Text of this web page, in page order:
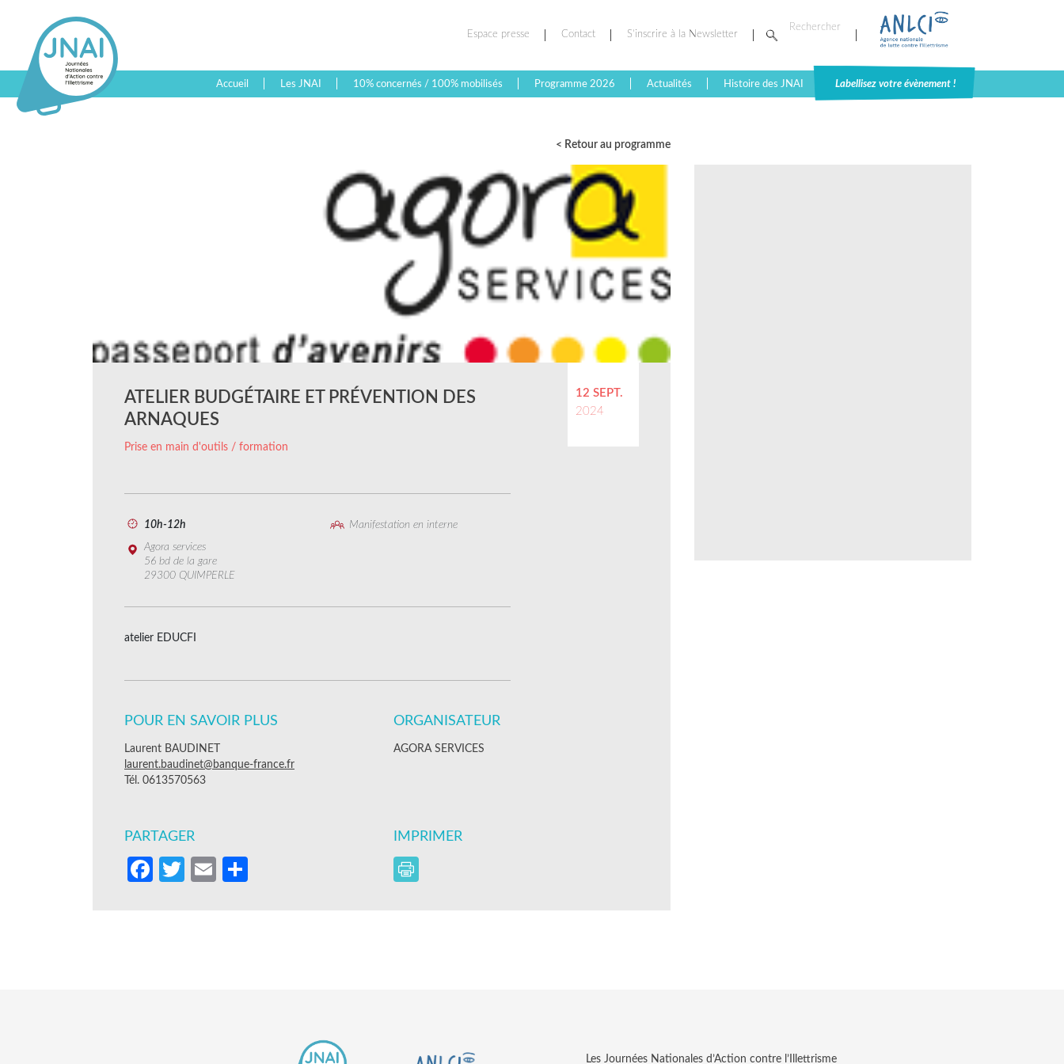
Espace presse Contact S’inscrire à la Newsletter
Accueil Les JNAI 10% concernés / 100% mobilisés Programme 2026 Actualités Histoire des JNAI Labellisez votre évènement !
< Retour au programme
12 SEPT.
2024
ATELIER BUDGÉTAIRE ET PRÉVENTION DES
ARNAQUES
Prise en main d'outils / formation
10h-12h
Manifestation en interne
Agora services
56 bd de la gare
29300 QUIMPERLE
atelier EDUCFI
POUR EN SAVOIR PLUS
Laurent BAUDINET
laurent.baudinet@banque-france.fr
Tél. 0613570563
ORGANISATEUR
AGORA SERVICES
PARTAGER
Facebook
Twitter
Email
IMPRIMER
Les Journées Nationales d’Action contre l’Illettrisme